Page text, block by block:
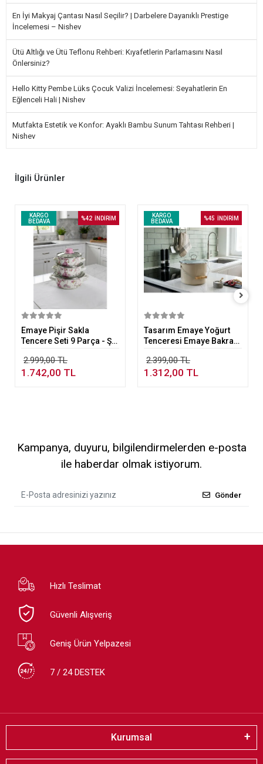
En İyi Makyaj Çantası Nasıl Seçilir? | Darbelere Dayanıklı Prestige
İncelemesi – Nishev
Ütü Altlığı ve Ütü Teflonu Rehberi: Kıyafetlerin Parlamasını Nasıl
Önlersiniz?
Hello Kitty Pembe Lüks Çocuk Valizi İncelemesi: Seyahatlerin En
Eğlenceli Hali | Nishev
Mutfakta Estetik ve Konfor: Ayaklı Bambu Sunum Tahtası Rehberi |
Nishev
İlgili Ürünler
KARGO
BEDAVA
%42 İNDİRİM
Sepete Ekle
Emaye Pişir Sakla
Tencere Seti 9 Parça - Şık
Seti
2.999,00 TL
1.742,00 TL
KARGO
BEDAVA
%45 İNDİRİM
Sepete Ekle
Tasarım Emaye Yoğurt
Tenceresi Emaye Bakraç
2.399,00 TL
1.312,00 TL
Kampanya, duyuru, bilgilendirmelerden e-posta
ile haberdar olmak istiyorum.
Gönder
Hızlı Teslimat
Güvenli Alışveriş
Geniş Ürün Yelpazesi
7 / 24 DESTEK
Kurumsal